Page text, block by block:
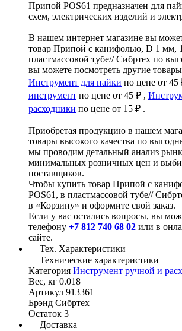
Припой POS61 предназначен для
схем, электрических изделий и
В нашем интернет магазине вы
товар Припой с канифолью, D 1 мм,
пластмассовой тубе// Сибртех по
вы можете посмотреть другие
Инструмент для пайки по цене от 45
инструмент по цене от 45 ₽ ,
расходники по цене от 15 ₽ .
Приобретая продукцию в нашем
товары высокого качества по
мы проводим детальный анализ
минимальных розничных цен и
поставщиков.
Чтобы купить товар Припой с
POS61, в пластмассовой тубе//
в «Корзину» и оформите свой заказ.
Если у вас остались вопросы, вы
телефону +7 812 740 68 02 или в
сайте.
Тех. Характеристики
Технические характеристики
Категория Инструмент ручной и
Вес, кг 0.018
Артикул 913361
Брэнд Сибртех
Остаток 3
Доставка